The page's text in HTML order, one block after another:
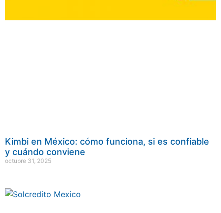
Kimbi en México: cómo funciona, si es confiable
y cuándo conviene
octubre 31, 2025